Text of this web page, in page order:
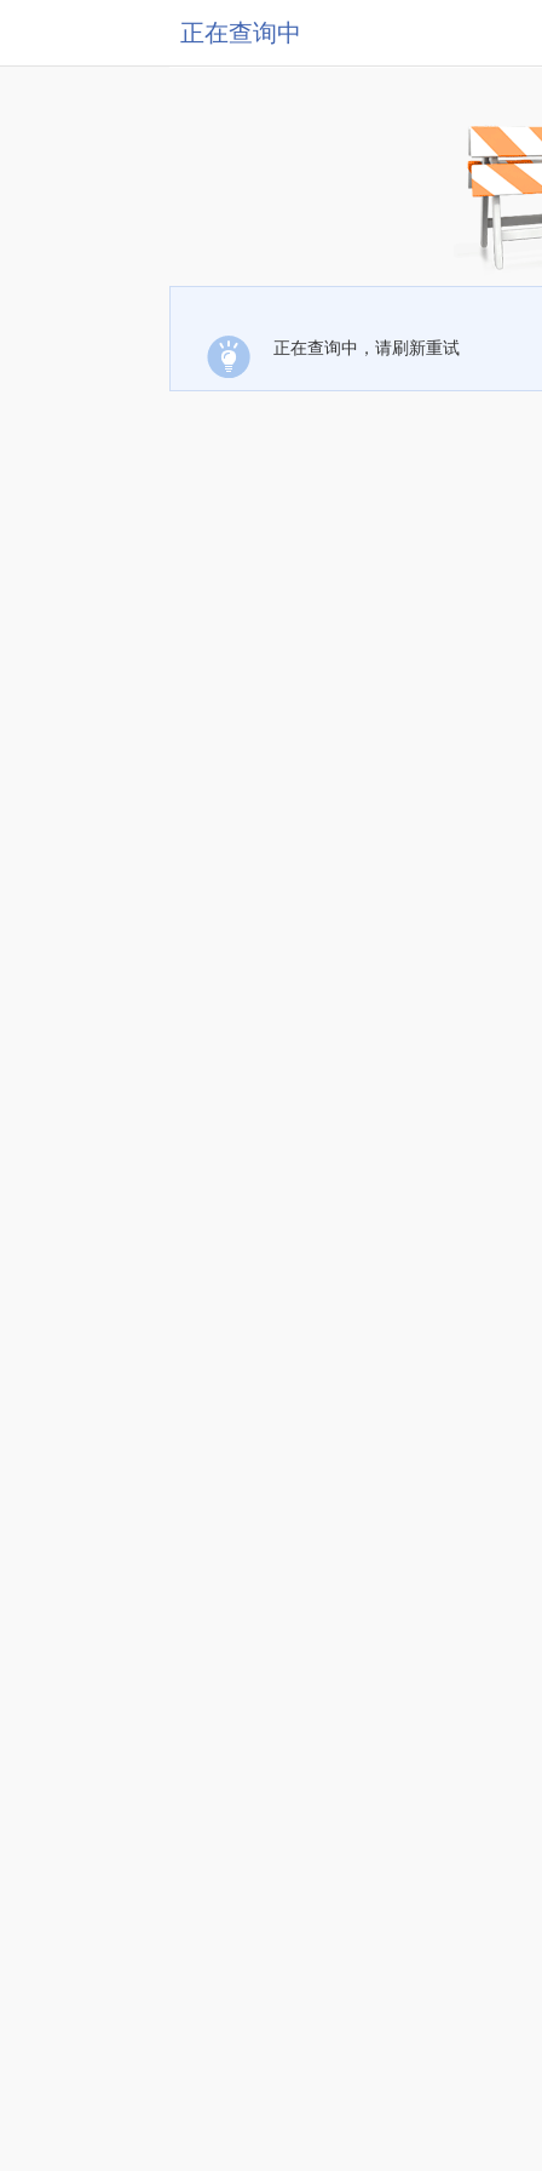
正在查询中
正在查询中，请刷新重试